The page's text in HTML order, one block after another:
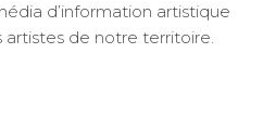
d’information artistique
de notre territoire.